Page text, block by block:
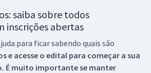
saiba sobre todos
inscrições abertas
para ficar sabendo quais são
e acesse o edital para começar a sua
É muito importante se manter